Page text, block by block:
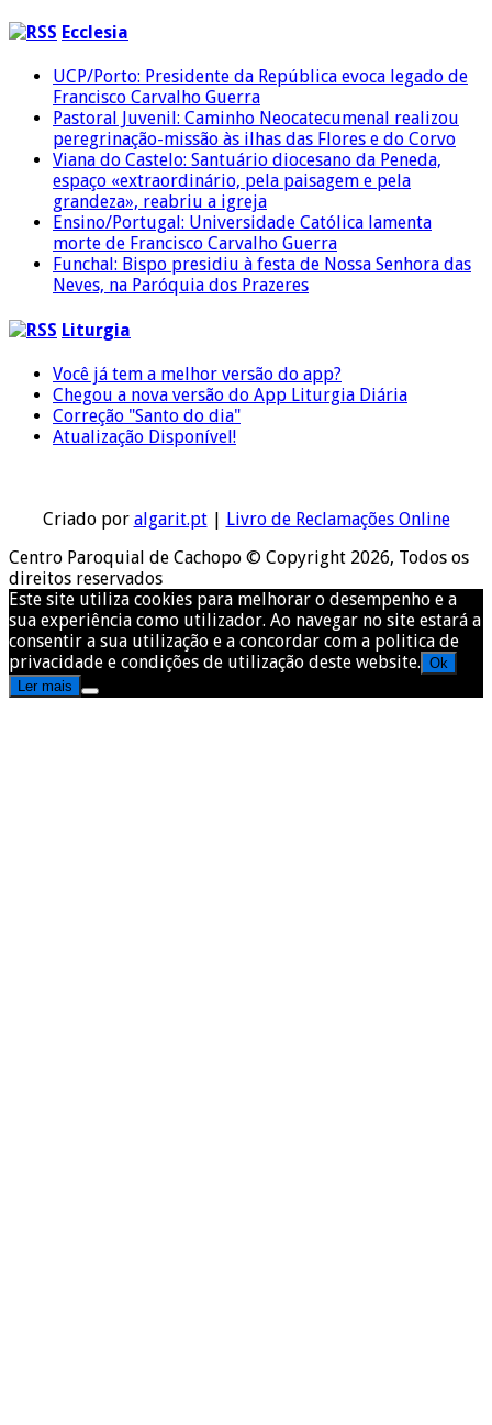
Ecclesia
UCP/Porto: Presidente da República evoca legado de
Francisco Carvalho Guerra
Pastoral Juvenil: Caminho Neocatecumenal realizou
peregrinação-missão às ilhas das Flores e do Corvo
Viana do Castelo: Santuário diocesano da Peneda,
espaço «extraordinário, pela paisagem e pela
grandeza», reabriu a igreja
Ensino/Portugal: Universidade Católica lamenta
morte de Francisco Carvalho Guerra
Funchal: Bispo presidiu à festa de Nossa Senhora das
Neves, na Paróquia dos Prazeres
Liturgia
Você já tem a melhor versão do app?
Chegou a nova versão do App Liturgia Diária
Correção "Santo do dia"
Atualização Disponível!
Criado por algarit.pt|
Livro de Reclamações Online
Centro Paroquial de Cachopo © Copyright 2026, Todos os
direitos reservados
Este site utiliza cookies para melhorar o desempenho e a
sua experiência como utilizador. Ao navegar no site estará a
consentir a sua utilização e a concordar com a politica de
privacidade e condições de utilização deste website. Ok
Ler mais